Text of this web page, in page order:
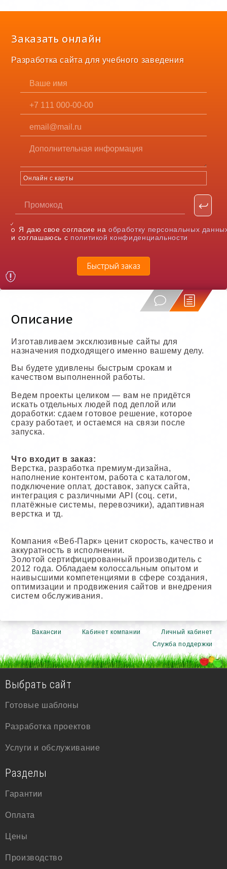
Заказать онлайн
Разработка сайта для учебного заведения
Онлайн с карты
Я даю свое согласие наобработку персональных
и соглашаюсь с политикой конфиденциальности
Быстрый заказ
Описание
Изготавливаем эксклюзивные сайты для
назначения подходящего именно вашему делу.
Вы будете удивлены быстрым срокам и
качеством выполненной работы.
Ведем проекты целиком — вам не придётся
искать отдельных людей под деплой или
доработки: сдаем готовое решение, которое
сразу работает, и остаемся на связи после
запуска.
Что входит в заказ:
Верстка, разработка премиум-дизайна,
наполнение контентом, работа с каталогом,
подключение оплат, доставок, запуск сайта,
интеграция с различными API (соц. сети,
платёжные системы, перевозчики), адаптивная
верстка и тд.
Компания «Веб-Парк» ценит скорость, качество и
аккуратность в исполнении.
Золотой сертифицированный производитель с
2012 года. Обладаем колоссальным опытом и
наивысшими компетенциями в сфере создания,
оптимизации и продвижения сайтов и внедрения
систем обслуживания.
Вакансии Кабинет компании
Личный кабинет
Служба поддержки
Выбрать сайт
Готовые шаблоны
Разработка проектов
Услуги и обслуживание
Разделы
Гарантии
Оплата
Цены
Производство